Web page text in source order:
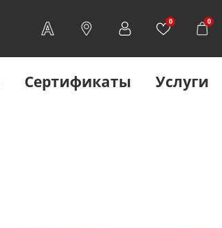
0 0
Сертификаты Услуги